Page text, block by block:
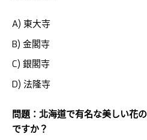
A) 東大寺
B) 金閣寺
C) 銀閣寺
D) 法隆寺
問題：北海道で有名な美しい花
ですか？